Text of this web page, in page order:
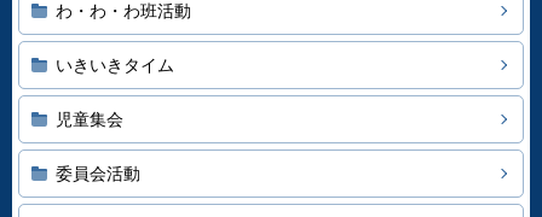
わ・わ・わ班活動
いきいきタイム
児童集会
委員会活動